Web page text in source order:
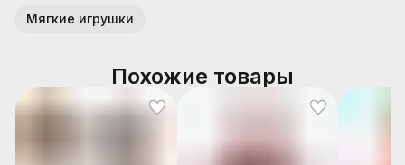
Мягкие игрушки
Похожие товары